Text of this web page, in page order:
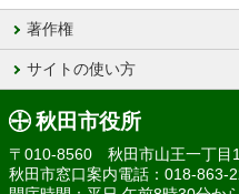
著作権
サイトの使い方
秋田市役所
〒010-8560 秋田市山王一丁目
秋田市窓口案内電話：018-